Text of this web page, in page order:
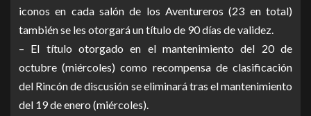
iconos en cada salón de los Aventureros (23 en total)
también se les otorgará un título de 90 días de validez.
– El título otorgado en el mantenimiento del 20 de
octubre (miércoles) como recompensa de clasificación
del Rincón de discusión se eliminará tras el mantenimiento
del 19 de enero (miércoles).